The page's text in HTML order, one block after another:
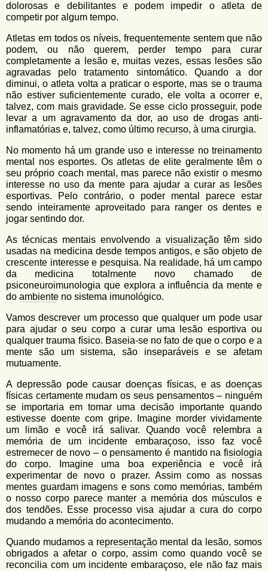
dolorosas e debilitantes e podem impedir o atleta de
competir por algum tempo.
Atletas em todos os níveis, frequentemente sentem que não
podem, ou não querem, perder tempo para curar
completamente a lesão e, muitas vezes, essas lesões são
agravadas pelo tratamento sintomático. Quando a dor
diminui, o atleta volta a praticar o esporte, mas se o trauma
não estiver suficientemente curado, ele volta a ocorrer e,
talvez, com mais gravidade. Se esse ciclo prosseguir, pode
levar a um agravamento da dor, ao uso de drogas anti-
inflamatórias e, talvez, como último recurso, à uma cirurgia.
No momento há um grande uso e interesse no treinamento
mental nos esportes. Os atletas de elite geralmente têm o
seu próprio coach mental, mas parece não existir o mesmo
interesse no uso da mente para ajudar a curar as lesões
esportivas. Pelo contrário, o poder mental parece estar
sendo inteiramente aproveitado para ranger os dentes e
jogar sentindo dor.
As técnicas mentais envolvendo a visualizaçãotêm sido
usadas na medicina desde tempos antigos, e são objeto de
crescente interesse e pesquisa. Na realidade, há um campo
da medicina totalmente novo chamado de
psiconeuroimunologia que explora a influência da mente e
do ambiente no sistema imunológico.
Vamos descrever um processo que qualquer um pode usar
para ajudar o seu corpo a curar uma lesão esportiva ou
qualquer trauma físico. Baseia-se no fato de que o corpo e a
mente são um sistema, são inseparáveis e se afetam
mutuamente.
A depressão pode causar doenças físicas, e as doenças
físicas certamente mudam os seus pensamentos – ninguém
se importaria em tomar uma decisão importante quando
estivesse doente com gripe. Imagine morder vividamente
um limão e você irá salivar. Quando você relembra a
memória de um incidente embaraçoso, isso faz você
estremecer de novo – o pensamento é mantido na fisiologia
do corpo. Imagine uma boa experiência e você irá
experimentar de novo o prazer. Assim como as nossas
mentes guardam imagens e sons como memórias, também
o nosso corpo parece manter a memória dos músculos e
dos tendões. Esse processo visa ajudar a cura do corpo
mudando a memória do acontecimento.
Quando mudamos a representaçãomental da lesão, somos
obrigados a afetar o corpo, assim como quando você se
reconcilia com um incidente embaraçoso, ele não faz mais